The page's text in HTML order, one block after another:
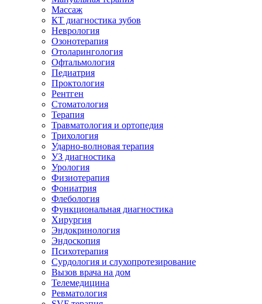
Массаж
КТ диагностика зубов
Неврология
Озонотерапия
Отоларингология
Офтальмология
Педиатрия
Проктология
Рентген
Стоматология
Терапия
Травматология и ортопедия
Трихология
Ударно-волновая терапия
УЗ диагностика
Урология
Физиотерапия
Фониатрия
Флебология
Функциональная диагностика
Хирургия
Эндокринология
Эндоскопия
Психотерапия
Сурдология и слухопротезирование
Вызов врача на дом
Телемедицина
Ревматология